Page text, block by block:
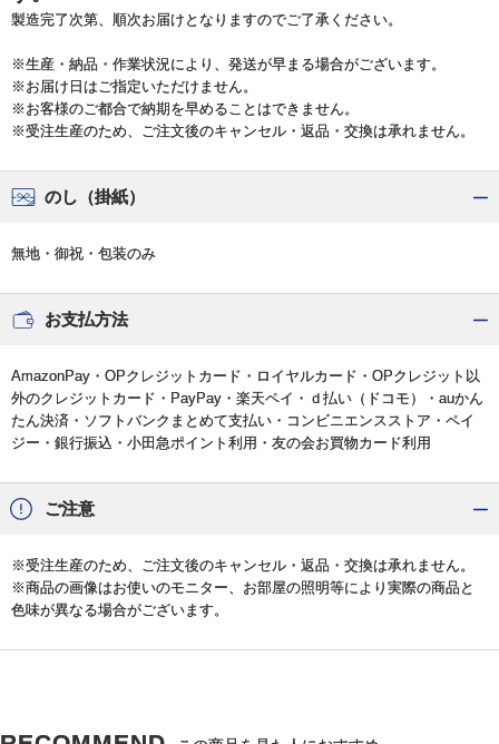
製造完了次第、順次お届けとなりますのでご了承ください。
※生産・納品・作業状況により、発送が早まる場合がございます。
※お届け日はご指定いただけません。
※お客様のご都合で納期を早めることはできません。
※受注生産のため、ご注文後のキャンセル・返品・交換は承れません。
のし（掛紙）
無地・御祝・包装のみ
お支払方法
AmazonPay・OPクレジットカード・ロイヤルカード・OPクレジット以
外のクレジットカード・PayPay・楽天ペイ・ｄ払い（ドコモ）・auかん
たん決済・ソフトバンクまとめて支払い・コンビニエンスストア・ペイ
ジー・銀行振込・小田急ポイント利用・友の会お買物カード利用
ご注意
※受注生産のため、ご注文後のキャンセル・返品・交換は承れません。
※商品の画像はお使いのモニター、お部屋の照明等により実際の商品と
色味が異なる場合がございます。